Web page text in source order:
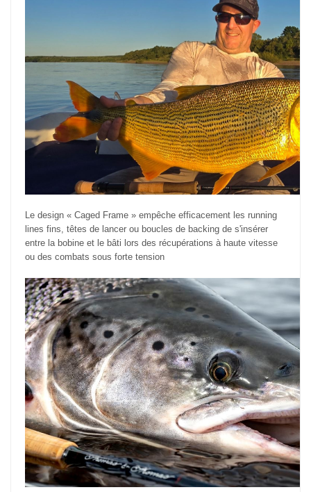
Le design « Caged Frame » empêche efficacement les running
lines fins, têtes de lancer ou boucles de backing de s'insérer
entre la bobine et le bâti lors des récupérations à haute vitesse
ou des combats sous forte tension